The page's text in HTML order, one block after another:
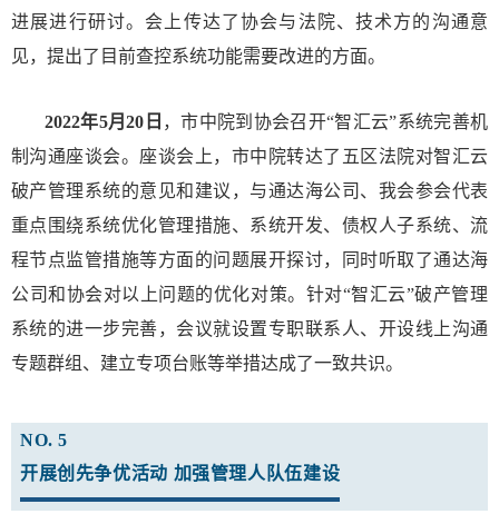
进展进行研讨。会上传达了协会与法院、技术方的沟通意
见，提出了目前查控系统功能需要改进的方面。
2022年5月20日 ，市中院到协会召开“智汇云”系统完善机
制沟通座谈会。座谈会上，市中院转达了五区法院对智汇云
破产管理系统的意见和建议，与通达海公司、我会参会代表
重点围绕系统优化管理措施、系统开发、债权人子系统、流
程节点监管措施等方面的问题展开探讨，同时听取了通达海
公司和协会对以上问题的优化对策。针对“智汇云”破产管理
系统的进一步完善，会议就设置专职联系人、开设线上沟通
专题群组、建立专项台账等举措达成了一致共识。
NO. 5
开展创先争优活动 加强管理人队伍建设